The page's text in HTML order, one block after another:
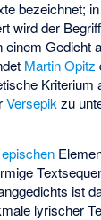
bezeichnet;
wird der
Gedicht
Martin Opitz
Kriterium
Versepik zu
epischen
ist
lyrischer